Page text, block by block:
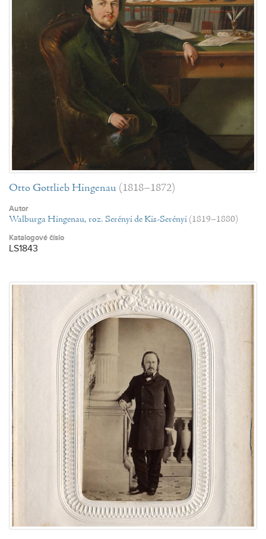
Otto Gottlieb Hingenau (1818–1872)
Autor
Walburga Hingenau, roz. Serényi de Kis-Serényi (1819–1880)
Katalogové číslo
LS1843